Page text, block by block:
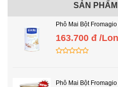
SẢN
Phô Mai Bột
163.700 đ /Lon
Phô Mai Bột